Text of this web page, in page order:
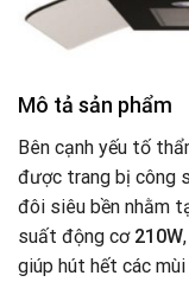
Mô tả sản phẩm
Bên cạnh yếu tố
được trang bị công
đôi siêu bền nhằm
suất động cơ 210W
giúp hút hết các